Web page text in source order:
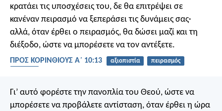
κρατάει τις υποσχέσεις του, δε θα επιτρέψει σε
κανέναν πειρασμό να ξεπεράσει τις δυνάμεις σας·
αλλά, όταν έρθει ο πειρασμός, θα δώσει μαζί και τη
διέξοδο, ώστε να μπορέσετε να τον αντέξετε.
ΠΡΟΣ ΚΟΡΙΝΘΙΟΥΣ Α΄ 10:13 αξιοπιστία
πειρασμός
Γι’ αυτό φορέστε την πανοπλία του Θεού, ώστε να
μπορέσετε να προβάλετε αντίσταση, όταν έρθει η ώρα